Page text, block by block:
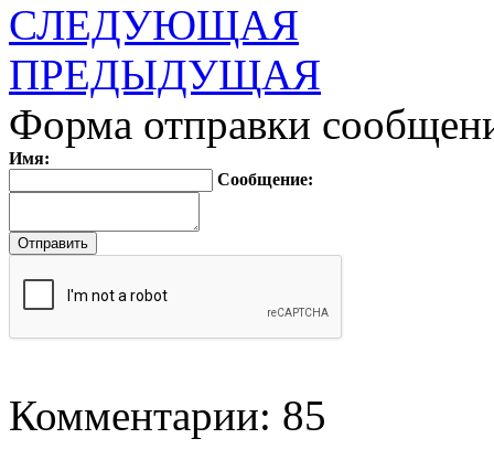
СЛЕДУЮЩАЯ
ПРЕДЫДУЩАЯ
Форма отправки
Имя:
Сообщение:
Комментарии: 85